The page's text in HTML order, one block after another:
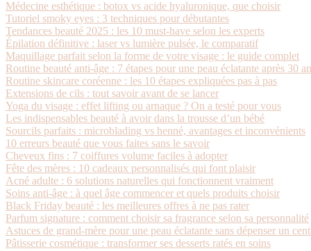
Médecine esthétique : botox vs acide hyaluronique, que choisir
Tutoriel smoky eyes : 3 techniques pour débutantes
Tendances beauté 2025 : les 10 must-have selon les experts
Épilation définitive : laser vs lumière pulsée, le comparatif
Maquillage parfait selon la forme de votre visage : le guide complet
Routine beauté anti-âge : 7 étapes pour une peau éclatante après 30
Routine skincare coréenne : les 10 étapes expliquées pas à pas
Extensions de cils : tout savoir avant de se lancer
Yoga du visage : effet lifting ou arnaque ? On a testé pour vous
Les indispensables beauté à avoir dans la trousse d’un bébé
Sourcils parfaits : microblading vs henné, avantages et inconvénients
10 erreurs beauté que vous faites sans le savoir
Cheveux fins : 7 coiffures volume faciles à adopter
Fête des mères : 10 cadeaux personnalisés qui font plaisir
Acné adulte : 6 solutions naturelles qui fonctionnent vraiment
Soins anti-âge : à quel âge commencer et quels produits choisir
Black Friday beauté : les meilleures offres à ne pas rater
Parfum signature : comment choisir sa fragrance selon sa personnalité
Astuces de grand-mère pour une peau éclatante sans dépenser un
Pâtisserie cosmétique : transformer ses desserts ratés en soins